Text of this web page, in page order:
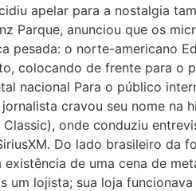
apelar para a nostalgia
Parque, anunciou que os
pesada: o norte-americano
colocando de frente para o
nacional Para o público
cravou seu nome
onde conduziu
Do lado brasileiro da
existência de uma cena de
um lojista; sua loja